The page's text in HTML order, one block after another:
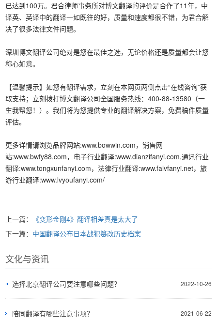
已达到100万。君合律师事务所对博文翻译的评价是合作了11年，中
译英、英译中的翻译一如既往的好，质量和速度都很不错，为君合解
决了很多法律文件问题。
深圳博文翻译公司绝对是您在最佳之选，无论价格还是质量都会让您
称心如意。
【温馨提示】如您有翻译需求，立刻在本网页两侧点击“在线咨询”获
取支持；立刻拨打博文翻译公司全国服务热线：400-88-13580（一
生我帮您！）。我们将为您提供专业的翻译解决方案，免费稿件质量
评估。
更多详情请浏览品牌网站:www.bowwin.com，销售网
站:www.bwfy88.com，电子行业翻译:www.dianzifanyi.com,通讯行业
翻译:www.tongxunfanyi.com，法律行业翻译:www.falvfanyi.net，旅
游行业翻译:www.lvyoufanyi.com/
上一篇：
《变形金刚4》翻译相差真是太大了
下一篇： 中国翻译公布日本战犯篡改历史档案
文化与资讯
2022-10-26
选择北京翻译公司要注意哪些问题？
2021-06-22
陪同翻译有哪些注意事项？